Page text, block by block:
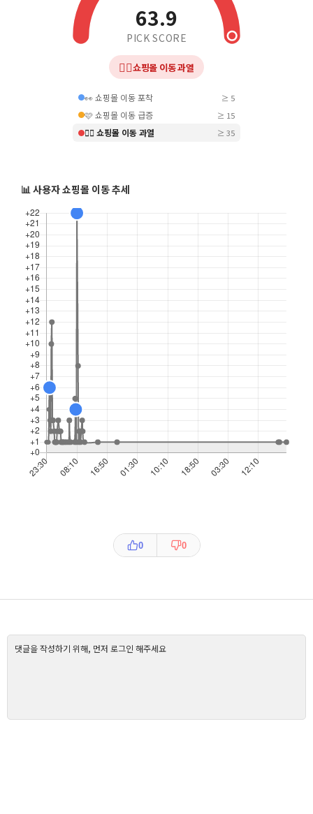
63.9
PICK SCORE
❤️‍🔥쇼핑몰 이동 과열
👀 쇼핑몰 이동 포착 ≥ 5
🩷 쇼핑몰 이동 급증 ≥ 15
❤️‍🔥 쇼핑몰 이동 과열 ≥ 35
📊 사용자 쇼핑몰 이동 추세
0 0
댓글을 작성하기 위해, 먼저 로그인 해주세요